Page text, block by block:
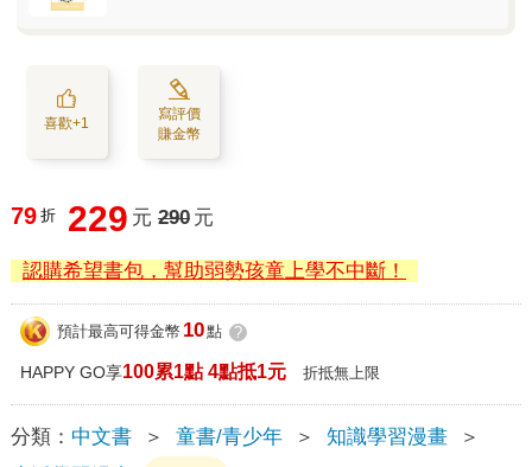
喜歡+1
寫評價
賺金幣
79 折 229 元 290 元
認購希望書包，幫助弱勢孩童上學不中斷！
預計最高可得金幣 10點 ?
HAPPY GO享100累1點 4點抵1元 折抵無上限
分類： 中文書 ＞ 童書/青少年 ＞ 知識學習漫畫
＞